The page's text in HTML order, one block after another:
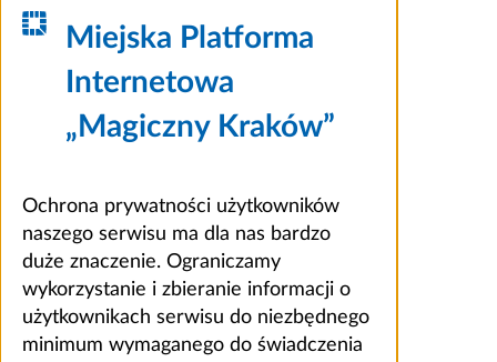
Miejska Platforma
Internetowa
„Magiczny Kraków”
Ochrona prywatności użytkowników
naszego serwisu ma dla nas bardzo
duże znaczenie. Ograniczamy
wykorzystanie i zbieranie informacji o
użytkownikach serwisu do niezbędnego
minimum wymaganego do świadczenia